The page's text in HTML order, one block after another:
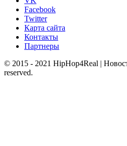
Facebook
Twitter
Карта сайта
Контакты
Партнеры
© 2015 - 2021 HipHop4Real |
reserved.